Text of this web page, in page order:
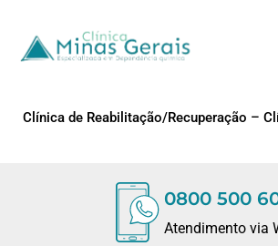
Clínica de Reabilitação/Recuperação –
0800 500
Atendimento via